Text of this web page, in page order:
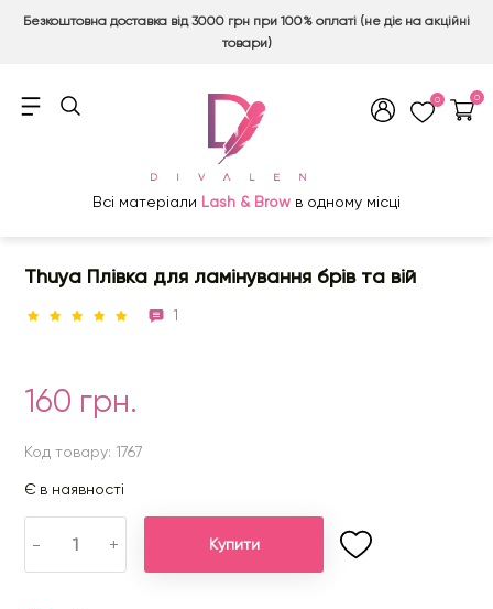
Безкоштовна доставка від 3000 грн при 100% оплаті (не діє на акційні
товари)
0 0
Всі матеріали Lash & Brow в одному місці
Thuya Плівка для ламінування брів та вій
1
160 грн.
Код товару: 1767
Є в наявності
- + Купити